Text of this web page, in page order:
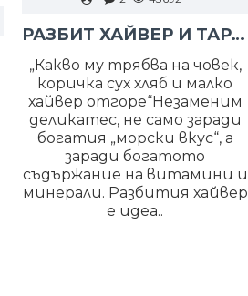
РАЗБИТ ХАЙВЕР И ТАРАМА
„Какво му трябва на човек,
коричка сух хляб и малко
хайвер отгоре“Незаменим
деликатес, не само заради
богатия „морски вкус“, а
заради богатото
съдържание на витамини и
минерали. Разбития хайвер
е идеа..